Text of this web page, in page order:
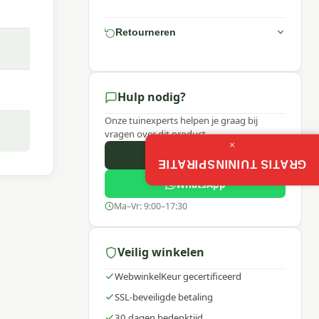
Retourneren
Hulp nodig?
Onze tuinexperts helpen je graag bij
vragen over dit product.
WhatsApp
Ma–Vr: 9:00–17:30
Veilig winkelen
WebwinkelKeur gecertificeerd
SSL-beveiligde betaling
GRATIS TUININSPIRATIE
×